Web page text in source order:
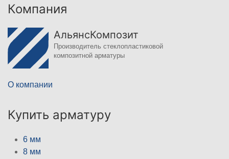
Компания
АльянсКомпозит
Производитель стеклопластиковой
композитной арматуры
О компании
Купить арматуру
6 мм
8 мм